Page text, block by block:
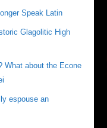
Speak Latin
Glagolitic High
What about the Econe
espouse an